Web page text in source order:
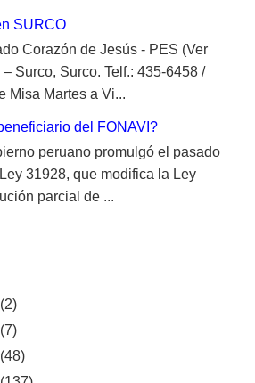
SURCO
Corazón de Jesús - PES (Ver
Surco, Surco. Telf.: 435-6458 /
Misa Martes a Vi...
del FONAVI?
peruano promulgó el pasado
31928, que modifica la Ley
parcial de ...
(2)
(7)
(48)